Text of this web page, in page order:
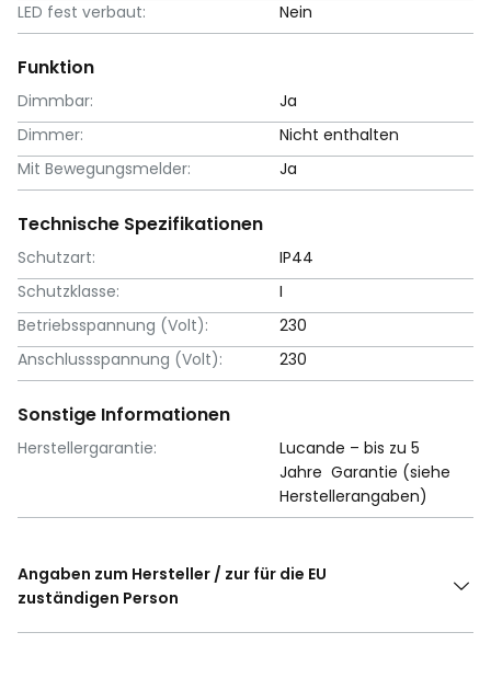
LED fest verbaut:
Nein
Funktion
Dimmbar:
Ja
Dimmer:
Nicht enthalten
Mit Bewegungsmelder:
Ja
Technische Spezifikationen
Schutzart:
IP44
Schutzklasse:
I
Betriebsspannung (Volt):
230
Anschlussspannung (Volt):
230
Sonstige Informationen
Herstellergarantie:
Lucande – bis zu 5
Jahre Garantie (siehe
Herstellerangaben)
Angaben zum Hersteller / zur für die EU
zuständigen Person